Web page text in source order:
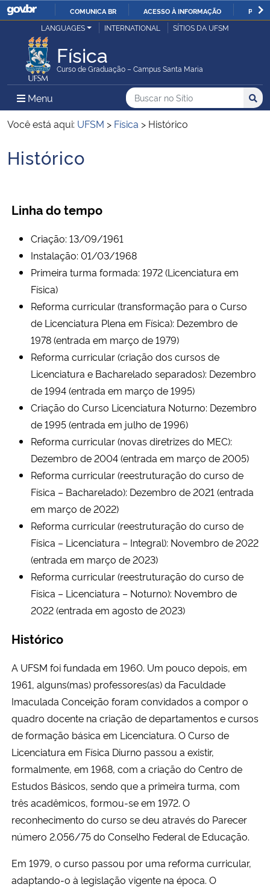
IR
COMUNICA BR ACESSO À INFORMAÇÃO
Ministério da Justiça e Segurança Pública
Ministério da Defesa
Ministério das Relações Exteriores
Ministério da Economia
Ministério da Agricultura, Pecuária e Abastecimento
Ministério da Saúde
Ministério de Minas e Energia
Ministério da Ciência, Tecnologia, Inovações e Comunicações
Ministério do Meio Ambiente
Ministério do Turismo
Ministério do Desenvolvimento Regional
Controladoria-Geral da União
Secretaria de Governo
Advocacia-Geral da União
Banco Central do Brasil
Planalto
LANGUAGES INTERNATIONAL SÍTIOS DA UFSM
Física
Curso de Graduação – Campus Santa Maria
Menu Menu Principal do Sítio
Busca
Buscar no no Sítio
Busca:
Você está aqui: UFSM > Física > Histórico
Início do conteúdo
Histórico
Linha do tempo
Criação: 13/09/1961
Instalação: 01/03/1968
Primeira turma formada: 1972 (Licenciatura em
Física)
Reforma curricular (transformação para o Curso
de Licenciatura Plena em Física): Dezembro de
1978 (entrada em março de 1979)
Reforma curricular (criação dos cursos de
Licenciatura e Bacharelado separados): Dezembro
de 1994 (entrada em março de 1995)
Criação do Curso Licenciatura Noturno: Dezembro
de 1995 (entrada em julho de 1996)
Reforma curricular (novas diretrizes do MEC):
Dezembro de 2004 (entrada em março de 2005)
Reforma curricular (reestruturação do curso de
Física – Bacharelado): Dezembro de 2021 (entrada
em março de 2022)
Reforma curricular (reestruturação do curso de
Física – Licenciatura – Integral): Novembro de 2022
(entrada em março de 2023)
Reforma curricular (reestruturação do curso de
Física – Licenciatura – Noturno): Novembro de
2022 (entrada em agosto de 2023)
Histórico
A UFSM foi fundada em 1960. Um pouco depois, em
1961, alguns(mas) professores(as) da Faculdade
Imaculada Conceição foram convidados a compor o
quadro docente na criação de departamentos e cursos
de formação básica em Licenciatura. O Curso de
Licenciatura em Física Diurno passou a existir,
formalmente, em 1968, com a criação do Centro de
Estudos Básicos, sendo que a primeira turma, com
três acadêmicos, formou-se em 1972. O
reconhecimento do curso se deu através do Parecer
número 2.056/75 do Conselho Federal de Educação.
Em 1979, o curso passou por uma reforma curricular,
adaptando-o à legislação vigente na época. O